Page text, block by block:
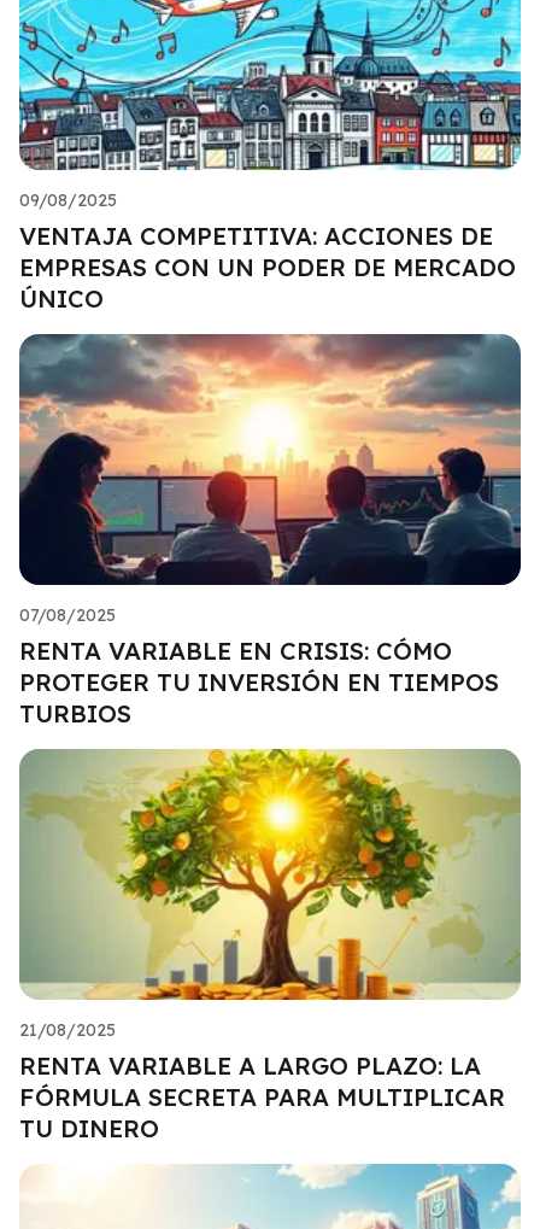
09/08/2025
VENTAJA COMPETITIVA: ACCIONES DE
EMPRESAS CON UN PODER DE MERCADO
ÚNICO
07/08/2025
RENTA VARIABLE EN CRISIS: CÓMO
PROTEGER TU INVERSIÓN EN TIEMPOS
TURBIOS
21/08/2025
RENTA VARIABLE A LARGO PLAZO: LA
FÓRMULA SECRETA PARA MULTIPLICAR
TU DINERO